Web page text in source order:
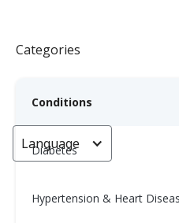
Categories
Conditions
Diabetes
Hypertension & Heart
Language
冥想：你應該考